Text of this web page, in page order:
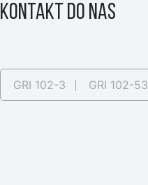
KONTAKT DO NAS
GRI 102-3 GRI 102-53